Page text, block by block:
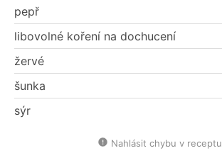
pepř
libovolné koření na dochucení
žervé
šunka
sýr
Nahlásit chybu v receptu